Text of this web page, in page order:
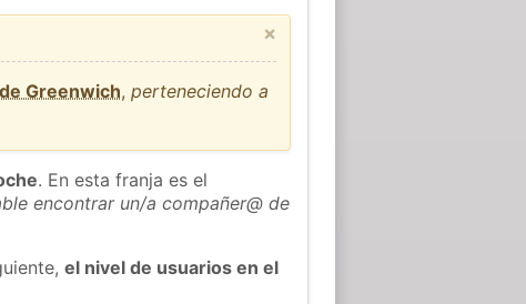
×
Greenwich,perteneciendo a
. En esta franja es el
encontrar un/a compañer@ de
el nivel de usuarios en el